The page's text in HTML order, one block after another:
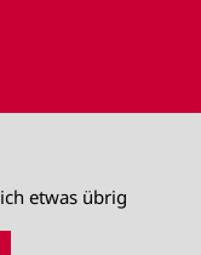
etwas übrig